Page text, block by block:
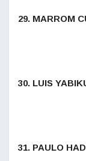
29. MARROM
30. LUIS
31. PAULO